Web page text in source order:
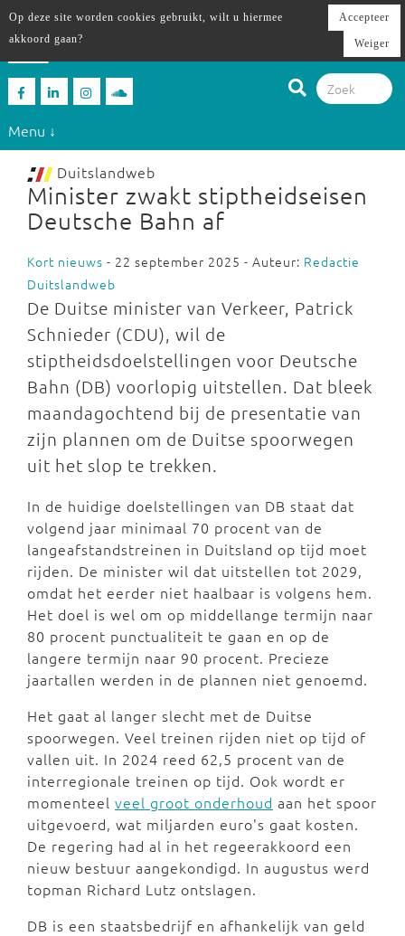
Menu ↓
Duitslandweb
Minister zwakt stiptheidseisen
Deutsche Bahn af
Kort nieuws - 22 september 2025 - Auteur: Redactie
Duitslandweb
De Duitse minister van Verkeer, Patrick
Schnieder (CDU), wil de
stiptheidsdoelstellingen voor Deutsche
Bahn (DB) voorlopig uitstellen. Dat bleek
maandagochtend bij de presentatie van
zijn plannen om de Duitse spoorwegen
uit het slop te trekken.
In de huidige doelstellingen van DB staat dat
volgend jaar minimaal 70 procent van de
langeafstandstreinen in Duitsland op tijd moet
rijden. De minister wil dat uitstellen tot 2029,
omdat het eerder niet haalbaar is volgens hem.
Het doel is wel om op middellange termijn naar
80 procent punctualiteit te gaan en op de
langere termijn naar 90 procent. Precieze
jaartallen werden in de plannen niet genoemd.
Het gaat al langer slecht met de Duitse
spoorwegen. Veel treinen rijden niet op tijd of
vallen uit. In 2024 reed 62,5 procent van de
interregionale treinen op tijd. Ook wordt er
momenteel veel groot onderhoud aan het spoor
uitgevoerd, wat miljarden euro's gaat kosten.
De regering had al in het regeerakkoord een
nieuw bestuur aangekondigd. In augustus werd
topman Richard Lutz ontslagen.
DB is een staatsbedrijf en afhankelijk van geld
Op deze site worden cookies gebruikt, wilt u hiermee
akkoord gaan?
Accepteer
Weiger